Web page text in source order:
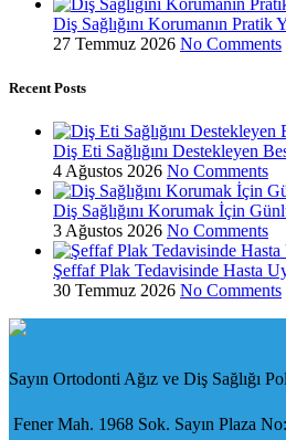
Diş Sağlığını Korumanın Pratik
27 Temmuz 2026 No Comments
Recent Posts
Diş Eti Sağlığını Destekleyen
4 Ağustos 2026 No Comments
Diş Sağlığını Korumak İçin
3 Ağustos 2026 No Comments
Şeffaf Plak Tedavisinde Hasta
30 Temmuz 2026 No Comments
Sayın Ortodonti Ağız ve Diş Sağlığı
Fener Mah. 1968 Sok. Sayın Plaza